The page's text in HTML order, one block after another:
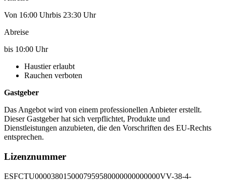
Von 16:00 Uhrbis 23:30 Uhr
Abreise
bis 10:00 Uhr
Haustier erlaubt
Rauchen verboten
Gastgeber
Das Angebot wird von einem professionellen Anbieter erstellt.
Dieser Gastgeber hat sich verpflichtet, Produkte und
Dienstleistungen anzubieten, die den Vorschriften des EU-Rechts
entsprechen.
Lizenznummer
ESFCTU0000380150007959580000000000000VV-38-4-